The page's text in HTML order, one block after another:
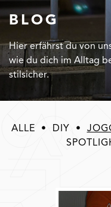
BLOG
Hier erfährst du von
wie du dich im Alltag
stilsicher.
ALLE • DIY •